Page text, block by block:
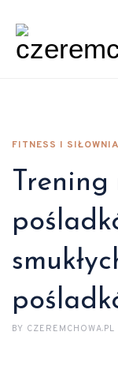
FITNESS I SIŁOWNIA
BY CZEREMCHOWA.PL